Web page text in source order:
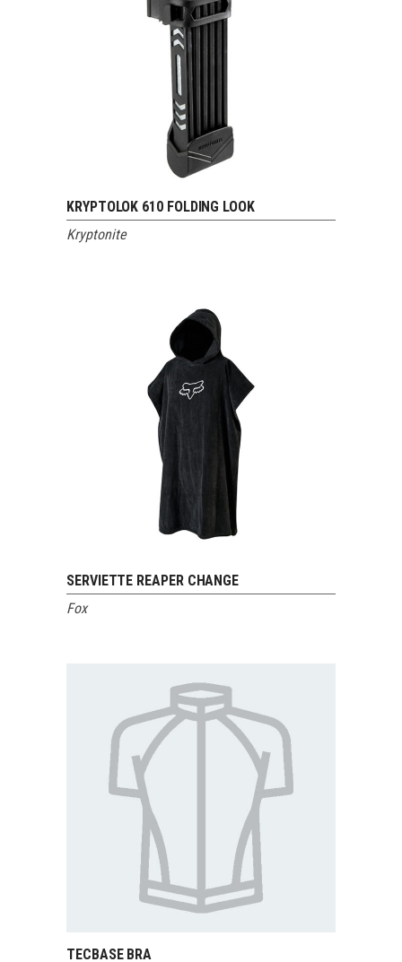
VOIR LE PRODUIT
KRYPTOLOK 610 FOLDING LOOK
Kryptonite
VOIR LE PRODUIT
SERVIETTE REAPER CHANGE
Fox
TECBASE BRA